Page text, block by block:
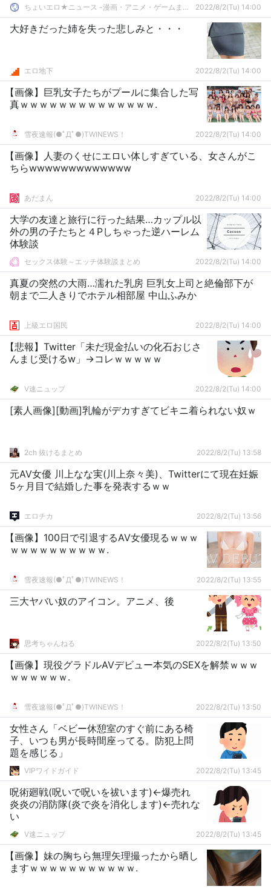
ちょいエロ★ニュース -漫画・アニメ・ゲームまとめ- 2022/8/2(Tu) 14:00
大好きだった姉を失った悲しみと・・・
エロ地下 2022/8/2(Tu) 14:00
【画像】巨乳女子たちがプールに集合した写
真ｗｗｗｗｗｗｗｗｗｗｗｗｗｗ.
雪夜速報(●ﾟДﾟ●)TWINEWS！ 2022/8/2(Tu) 14:00
【画像】人妻のくせにエロい体しすぎている、女さんがこ
ちらwwwwwwwwwwwww
あだまん 2022/8/2(Tu) 14:00
大学の友達と旅行に行った結果…カップル以
外の男の子たちと４Pしちゃった逆ハーレム
体験談
セックス体験～エッチ体験談まとめ 2022/8/2(Tu) 14:00
真夏の突然の大雨…濡れた乳房 巨乳女上司と絶倫部下が
朝まで二人きりでホテル相部屋 中山ふみか
上級エロ国民 2022/8/2(Tu) 14:00
【悲報】Twitter「未だ現金払いの化石おじさ
んまじ受けるw」→コレｗｗｗｗｗ
V速ニュップ 2022/8/2(Tu) 14:00
[素人画像][動画]乳輪がデカすぎてビキニ着られない奴ｗ
2ch 抜けるまとめ 2022/8/2(Tu) 13:58
元AV女優 川上なな実(川上奈々美)、Twitterにて現在妊娠
5ヶ月目で結婚した事を発表するｗｗ
エロチカ 2022/8/2(Tu) 13:56
【画像】100日で引退するAV女優現るｗｗｗ
ｗｗｗｗｗｗｗｗｗｗ.
雪夜速報(●ﾟДﾟ●)TWINEWS！ 2022/8/2(Tu) 13:55
三大ヤバい奴のアイコン。アニメ、後
思考ちゃんねる 2022/8/2(Tu) 13:50
【画像】現役グラドルAVデビュー本気のSEXを解禁ｗｗｗ
ｗｗｗｗｗｗ.
雪夜速報(●ﾟДﾟ●)TWINEWS！ 2022/8/2(Tu) 13:50
女性さん「ベビー休憩室のすぐ前にある椅
子、いつも男が長時間座ってる。防犯上問
題を感じる」
VIPワイドガイド 2022/8/2(Tu) 13:45
呪術廻戦(呪いで呪いを祓います)←爆売れ
炎炎の消防隊(炎で炎を消化します)←売れな
い
V速ニュップ 2022/8/2(Tu) 13:45
【画像】妹の胸ちら無理矢理撮ったから晒し
ますｗｗｗｗｗｗｗｗｗｗｗ.